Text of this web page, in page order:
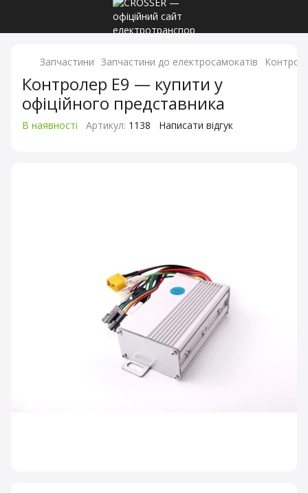
Запчастини Запчастини до електросамокатів
Контролер E9 — купити у
офіційного представника
В наявності Артикул: 1138 Написати відгук